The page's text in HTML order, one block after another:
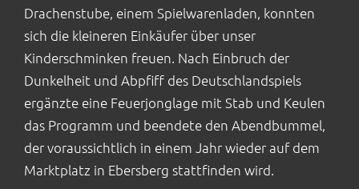
Drachenstube, einem Spielwarenladen, konnten
sich die kleineren Einkäufer über unser
Kinderschminken freuen. Nach Einbruch der
Dunkelheit und Abpfiff des Deutschlandspiels
ergänzte eine Feuerjonglage mit Stab und Keulen
das Programm und beendete den Abendbummel,
der voraussichtlich in einem Jahr wieder auf dem
Marktplatz in Ebersberg stattfinden wird.